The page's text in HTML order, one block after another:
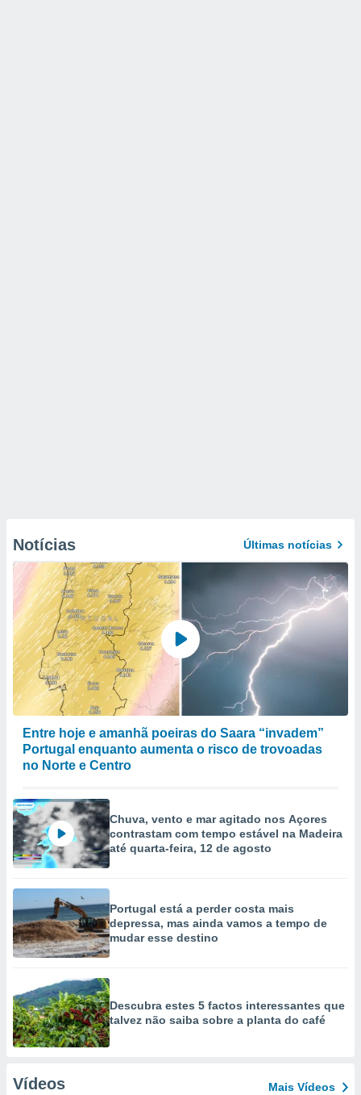
Notícias Últimas notícias
Entre hoje e amanhã poeiras do Saara “invadem”
Portugal enquanto aumenta o risco de trovoadas
no Norte e Centro
Chuva, vento e mar agitado nos Açores
contrastam com tempo estável na Madeira
até quarta-feira, 12 de agosto
Portugal está a perder costa mais
depressa, mas ainda vamos a tempo de
mudar esse destino
Descubra estes 5 factos interessantes que
talvez não saiba sobre a planta do café
Vídeos Mais Vídeos